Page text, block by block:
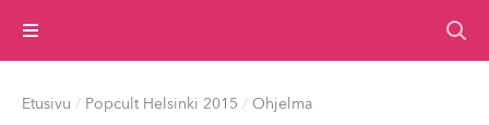
Valikko
Etusivu / Popcult Helsinki 2015 / Ohjelma